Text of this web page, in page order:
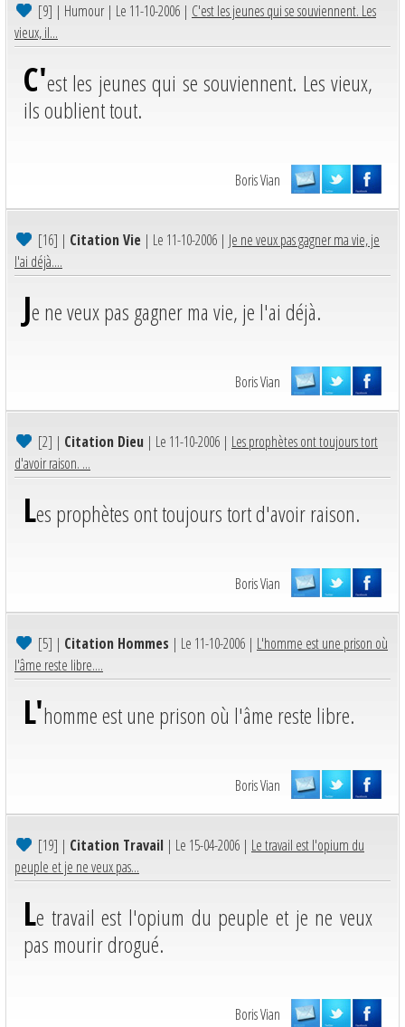
[9] | Humour | Le 11-10-2006 | C'est les jeunes qui se souviennent. Les
vieux, il...
C'est les jeunes qui se souviennent. Les vieux,
ils oublient tout.
Boris Vian
[16] | Citation Vie | Le 11-10-2006 | Je ne veux pas gagner ma vie, je
l'ai déjà....
Je ne veux pas gagner ma vie, je l'ai déjà.
Boris Vian
[2] | Citation Dieu | Le 11-10-2006 | Les prophètes ont toujours tort
d'avoir raison. ...
Les prophètes ont toujours tort d'avoir raison.
Boris Vian
[5] | Citation Hommes | Le 11-10-2006 | L'homme est une prison où
l'âme reste libre....
L'homme est une prison où l'âme reste libre.
Boris Vian
[19] | Citation Travail | Le 15-04-2006 | Le travail est l'opium du
peuple et je ne veux pas...
Le travail est l'opium du peuple et je ne veux
pas mourir drogué.
Boris Vian